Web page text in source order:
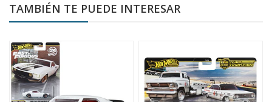
TAMBIÉN TE PUEDE INTERESAR